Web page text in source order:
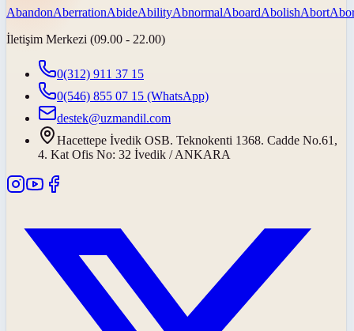
AbandonAberrationAbideAbilityAbnormalAboardAbolishAbort
İletişim Merkezi (09.00 - 22.00)
0(312) 911 37 15
0(546) 855 07 15 (WhatsApp)
destek@uzmandil.com
Hacettepe İvedik OSB. Teknokenti 1368. Cadde No.61,
4. Kat Ofis No: 32 İvedik / ANKARA